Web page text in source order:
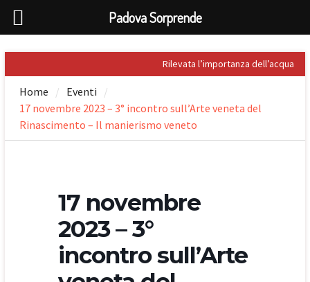
to
content
Rilevata l’importanza dell’acqua
nel Palladio
Caffè
Sandro Penna, poeta dell’eros
First Folio di Shakespeare
Home
Eventi
17 novembre 2023 – 3° incontro sull’Arte veneta del
Rinascimento – Il manierismo veneto
17 novembre
2023 – 3°
incontro sull’Arte
Padova Sorprende